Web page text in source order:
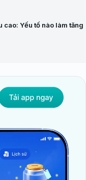
cao: Yếu tố nào làm tăng